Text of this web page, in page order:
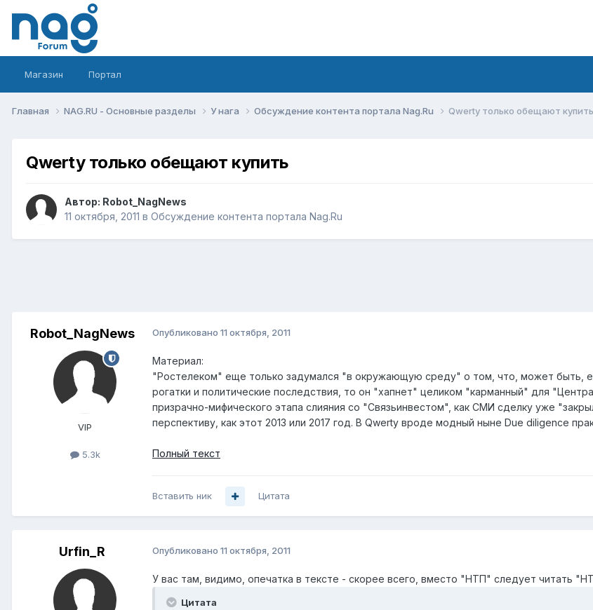
Магазин Портал
Главная NAG.RU - Основные разделы У нага Обсуждение контента портала Nag.Ru Qwerty только обещают купить
Qwerty только обещают купить
Автор: Robot_NagNews
11 октября, 2011 в Обсуждение контента портала Nag.Ru
Robot_NagNews
VIP
5.3k
Опубликовано 11 октября, 2011
Материал:
"Ростелеком" еще только задумался "в окружающую среду" о том, что, может быть,
рогатки и политические последствия, то он "хапнет" целиком "карманный" для
призрачно-мифического этапа слияния со "Связьинвестом", как СМИ сделку уже
перспективу, как этот 2013 или 2017 год. В Qwerty вроде модный ныне Due diligence
Полный текст
Вставить ник Цитата
Urfin_R Опубликовано 11 октября, 2011
У вас там, видимо, опечатка в тексте - скорее всего, вместо "НТП" следует читать
Цитата